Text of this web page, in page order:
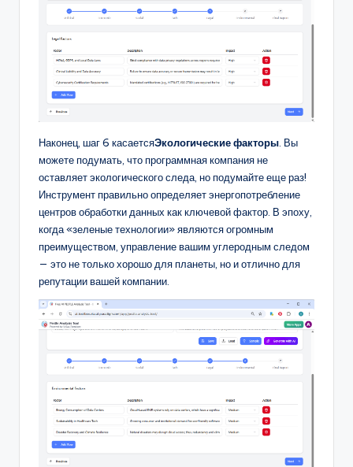
Наконец, шаг 6 касаетсяЭкологические факторы . Вы
можете подумать, что программная компания не
оставляет экологического следа, но подумайте еще раз!
Инструмент правильно определяет энергопотребление
центров обработки данных как ключевой фактор. В эпоху,
когда «зеленые технологии» являются огромным
преимуществом, управление вашим углеродным следом
— это не только хорошо для планеты, но и отлично для
репутации вашей компании.